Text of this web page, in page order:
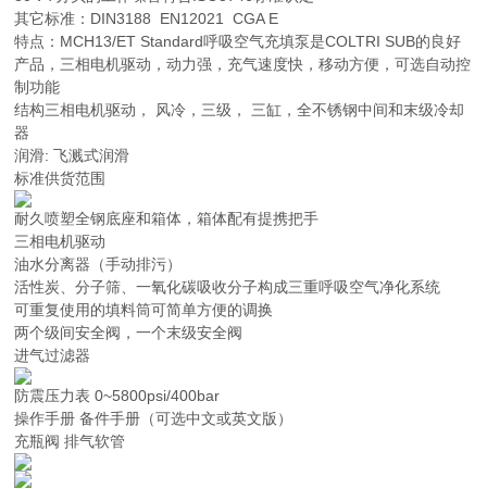
其它标准：DIN3188 EN12021 CGA E
特点：MCH13/ET Standard呼吸空气充填泵是COLTRI SUB的良好
产品，三相电机驱动，动力强，充气速度快，移动方便，可选自动控
制功能
结构三相电机驱动， 风冷，三级， 三缸，全不锈钢中间和末级冷却
器
润滑: 飞溅式润滑
标准供货范围
耐久喷塑全钢底座和箱体，箱体配有提携把手
三相电机驱动
油水分离器（手动排污）
活性炭、分子筛、一氧化碳吸收分子构成三重呼吸空气净化系统
可重复使用的填料筒可简单方便的调换
两个级间安全阀，一个末级安全阀
进气过滤器
防震压力表 0~5800psi/400bar
操作手册 备件手册（可选中文或英文版）
充瓶阀 排气软管